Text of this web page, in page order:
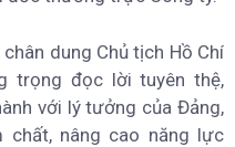
dung Chủ tịch Hồ Chí
trọng đọc lời tuyên thệ,
với lý tưởng của Đảng,
chất, nâng cao năng lực